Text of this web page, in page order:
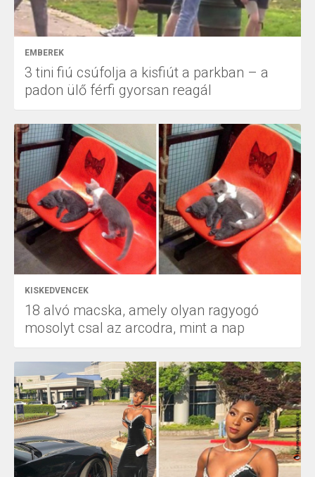
EMBEREK
3 tini fiú csúfolja a kisfiút a parkban – a
padon ülő férfi gyorsan reagál
KISKEDVENCEK
18 alvó macska, amely olyan ragyogó
mosolyt csal az arcodra, mint a nap